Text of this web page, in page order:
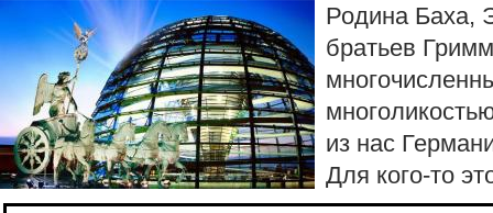
Родина Баха,
братьев
из нас
Для кого-то